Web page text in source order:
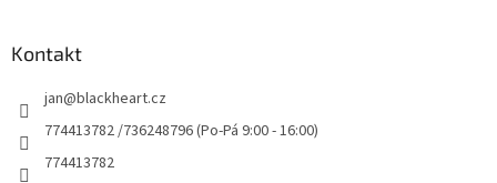
Kontakt
jan@blackheart.cz
774413782 /736248796 (Po-Pá 9:00 - 16:00)
774413782